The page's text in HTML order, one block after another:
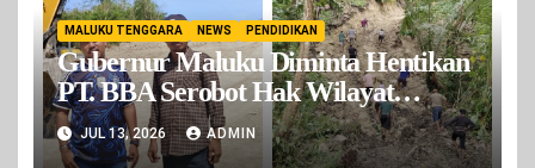
MALUKU TENGGARA NEWS PENDIDIKAN
Gubernur Maluku Diminta Hentikan
PT. BBA Serobot Hak Wilayat
Warga. Belum ada Ijin Operasional
Tapi Sudah Beroprasi
JUL 13, 2026 ADMIN